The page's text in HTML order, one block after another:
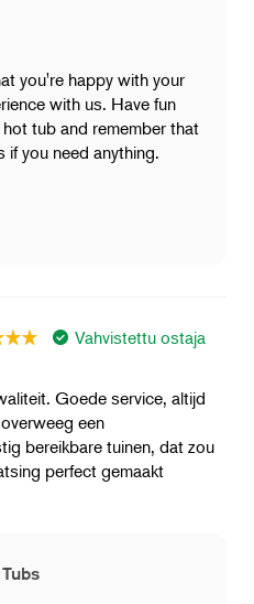
you're happy with your
with us. Have fun
tub and remember that
you need anything.
Vahvistettu ostaja
Goede service, altijd
een
bereikbare tuinen, dat zou
perfect gemaakt